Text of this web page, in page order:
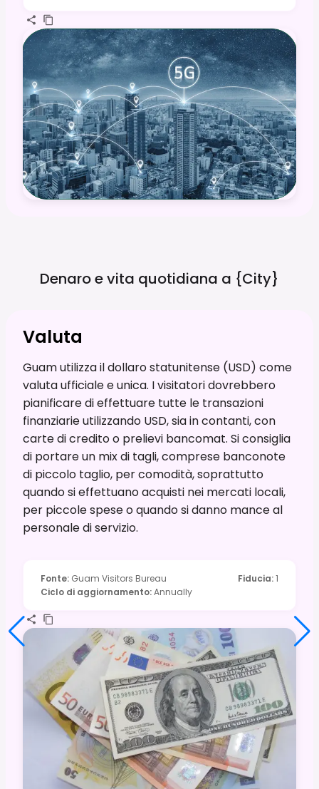
Denaro e vita quotidiana a {city}
Valuta
Guam utilizza il dollaro statunitense (USD) come
valuta ufficiale e unica. I visitatori dovrebbero
pianificare di effettuare tutte le transazioni
finanziarie utilizzando USD, sia in contanti, con
carte di credito o prelievi bancomat. Si consiglia
di portare un mix di tagli, comprese banconote
di piccolo taglio, per comodità, soprattutto
quando si effettuano acquisti nei mercati locali,
per piccole spese o quando si danno mance al
personale di servizio.
Fonte: Guam Visitors Bureau Fiducia:1
Ciclo di aggiornamento:Annually